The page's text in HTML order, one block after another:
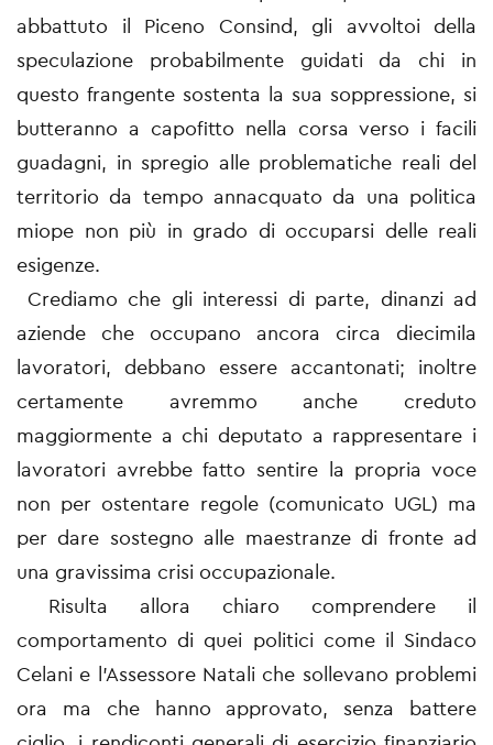
abbattuto il Piceno Consind, gli avvoltoi della
speculazione probabilmente guidati da chi in
questo frangente sostenta la sua soppressione, si
butteranno a capofitto nella corsa verso i facili
guadagni, in spregio alle problematiche reali del
territorio da tempo annacquato da una politica
miope non più in grado di occuparsi delle reali
esigenze.
Crediamo che gli interessi di parte, dinanzi ad
aziende che occupano ancora circa diecimila
lavoratori, debbano essere accantonati; inoltre
certamente avremmo anche creduto
maggiormente a chi deputato a rappresentare i
lavoratori avrebbe fatto sentire la propria voce
non per ostentare regole (comunicato UGL) ma
per dare sostegno alle maestranze di fronte ad
una gravissima crisi occupazionale.
Risulta allora chiaro comprendere il
comportamento di quei politici come il Sindaco
Celani e l'Assessore Natali che sollevano problemi
ora ma che hanno approvato, senza battere